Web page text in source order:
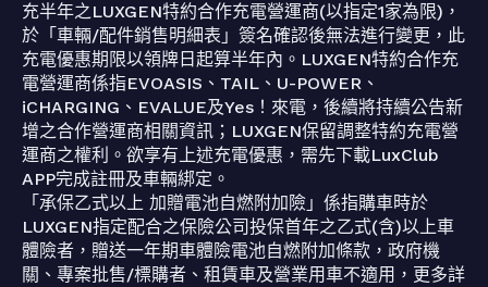
充半年之LUXGEN特約合作充電營運商(以指定1家為限)，
於「車輛/配件銷售明細表」簽名確認後無法進行變更，此
充電優惠期限以領牌日起算半年內。LUXGEN特約合作充
電營運商係指EVOASIS、TAIL、U-POWER、
iCHARGING、EVALUE及Yes！來電，後續將持續公告新
增之合作營運商相關資訊；LUXGEN保留調整特約充電營
運商之權利。欲享有上述充電優惠，需先下載LuxClub
APP完成註冊及車輛綁定。
「承保乙式以上 加贈電池自燃附加險」係指購車時於
LUXGEN指定配合之保險公司投保首年之乙式(含)以上車
體險者，贈送一年期車體險電池自燃附加條款，政府機
關、專案批售/標購者、租賃車及營業用車不適用，更多詳